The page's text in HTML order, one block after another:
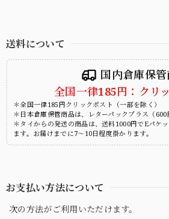
送料について
国内倉庫保
全国一律185円：クリ
＊全国一律185円クリックポスト（一部を除く）
＊日本倉庫保管商品は、レターパックプラス（600
＊タイからの発送の商品は、送料1000円でEパケ
ます。お届けまでに7～10日程度掛かります。
お支払い方法について
次の方法がご利用いただけます。